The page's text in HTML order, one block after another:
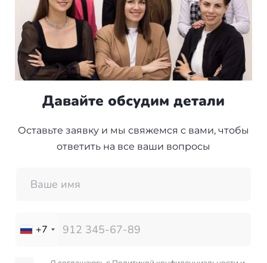
Давайте обсудим детали
Оставьте заявку и мы свяжемся с вами, чтобы
ответить на все ваши вопросы
+7